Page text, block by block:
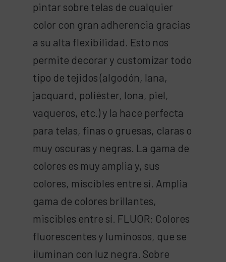
pintar sobre telas de cualquier
color con gran adherencia gracias
a su alta flexibilidad. Esto nos
permite decorar y customizar todo
tipo de tejidos (algodón, lana,
jacquard, poliéster, lona, piel,
vaqueros, etc.) y la hace perfecta
para telas, finas o gruesas, claras o
muy oscuras y negras. La gama de
colores es muy amplia y, sus
colores, miscibles entre sí. Amplia
gama de colores brillantes,
miscibles entre sí. FLUOR: Colores
fluorescentes y luminosos, que se
iluminan con luz negra. Sobre